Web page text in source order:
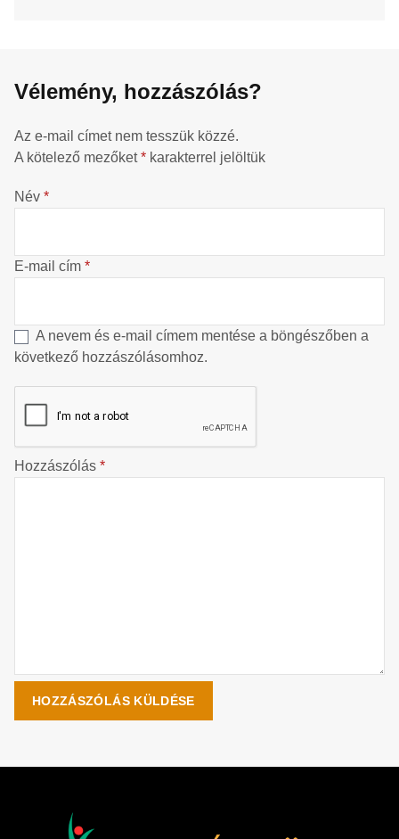
Vélemény, hozzászólás?
Az e-mail címet nem tesszük közzé.
A kötelező mezőket* karakterrel jelöltük
Név *
E-mail cím *
A nevem és e-mail címem mentése a böngészőben a
következő hozzászólásomhoz.
Hozzászólás *